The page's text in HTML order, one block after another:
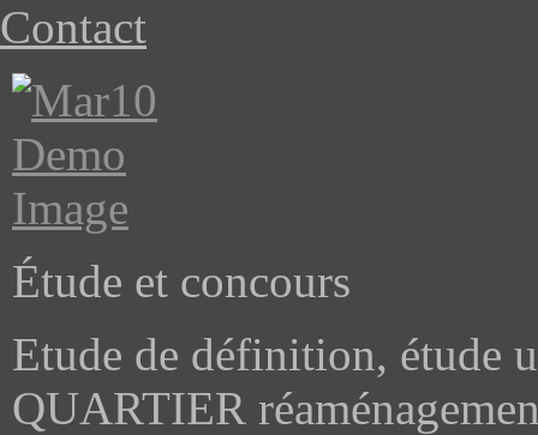
Contact
Étude et concours
Etude de définition, étude
QUARTIER